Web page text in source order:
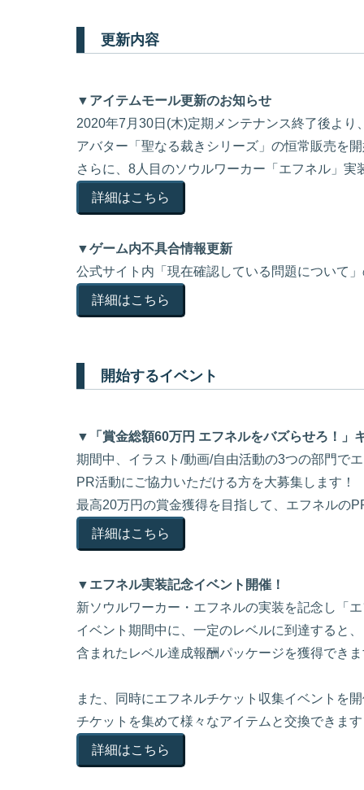
更新内容
▼アイテムモール更新のお知らせ
2020年7月30日(木)定期メンテナンス終了後よ
アバター「聖なる裁きシリーズ」の恒常販売を
さらに、8人目のソウルワーカー「エフネル」
詳細はこちら
▼ゲーム内不具合情報更新
公式サイト内「現在確認している問題について
詳細はこちら
開始するイベント
▼「賞金総額60万円 エフネルをバズらせろ！」
期間中、イラスト/動画/自由活動の3つの部門で
PR活動にご協力いただける方を大募集します！
最高20万円の賞金獲得を目指して、エフネルの
詳細はこちら
▼エフネル実装記念イベント開催！
新ソウルワーカー・エフネルの実装を記念し「
イベント期間中に、一定のレベルに到達すると
含まれたレベル達成報酬パッケージを獲得でき
また、同時にエフネルチケット収集イベントを
チケットを集めて様々なアイテムと交換できま
詳細はこちら